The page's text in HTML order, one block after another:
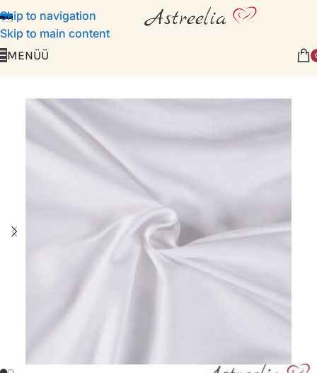
Skip to navigation
Skip to main content
MENÜÜ